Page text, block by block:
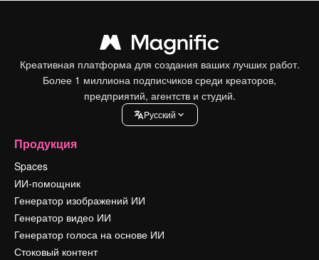
Креативная платформа для создания ваших лучших работ.
Более 1 миллиона подписчиков среди креаторов,
предприятий, агентств и студий.
Pусский
Продукция
Spaces
ИИ-помощник
Генератор изображений ИИ
Генератор видео ИИ
Генератор голоса на основе ИИ
Стоковый контент